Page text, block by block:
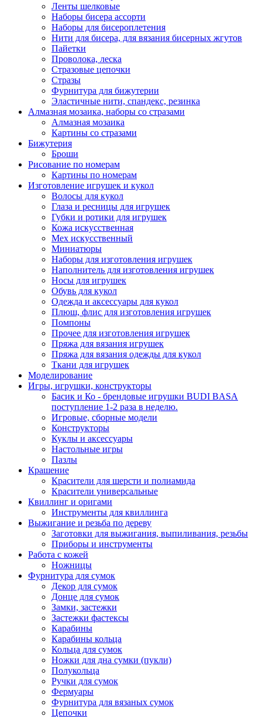
Ленты шелковые
Наборы бисера ассорти
Наборы для бисероплетения
Нити для бисера, для вязания бисерных жгутов
Пайетки
Проволока, леска
Стразовые цепочки
Стразы
Фурнитура для бижутерии
Эластичные нити, спандекс, резинка
Алмазная мозаика, наборы со стразами
Алмазная мозаика
Картины co стразами
Бижутерия
Броши
Рисование по номерам
Картины по номерам
Изготовление игрушек и кукол
Волосы для кукол
Глаза и ресницы для игрушек
Губки и ротики для игрушек
Кожа искусственная
Мех искусственный
Миниатюры
Наборы для изготовления игрушек
Наполнитель для изготовления игрушек
Носы для игрушек
Обувь для кукол
Одежда и аксессуары для кукол
Плюш, флис для изготовления игрушек
Помпоны
Прочее для изготовления игрушек
Пряжа для вязания игрушек
Пряжа для вязания одежды для кукол
Ткани для игрушек
Моделирование
Игры, игрушки, конструкторы
Басик и Ко - брендовые игрушки BUDI BASA
поступление 1-2 раза в неделю.
Игровые, сборные модели
Конструкторы
Куклы и аксессуары
Настольные игры
Пазлы
Крашение
Красители для шерсти и полиамида
Красители универсальные
Квиллинг и оригами
Инструменты для квиллинга
Выжигание и резьба по дереву
Заготовки для выжигания, выпиливания, резьбы
Приборы и инструменты
Работа с кожей
Ножницы
Фурнитура для сумок
Декор для сумок
Донце для сумок
Замки, застежки
Застежки фастексы
Карабины
Карабины кольца
Кольца для сумок
Ножки для дна сумки (пукли)
Полукольца
Ручки для сумок
Фермуары
Фурнитура для вязаных сумок
Цепочки